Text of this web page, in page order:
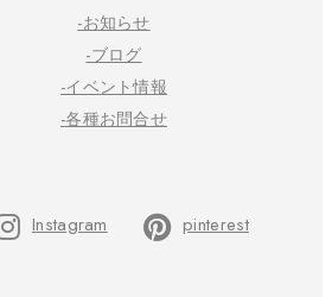
-お知らせ
-ブログ
-イベント情報
-各種お問合せ
Instagram pinterest